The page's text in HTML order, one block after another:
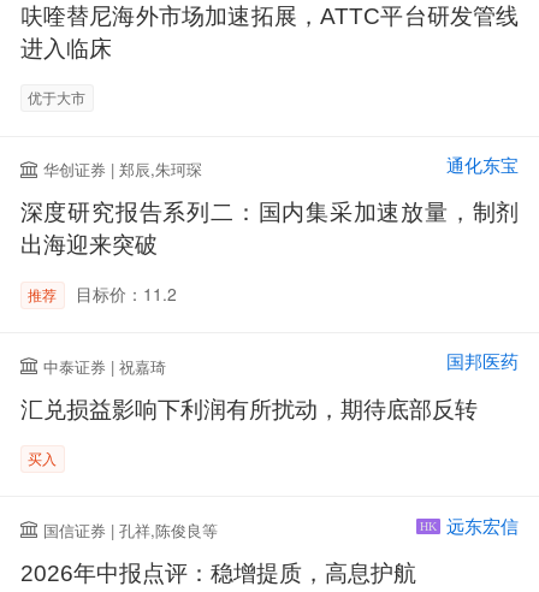
呋喹替尼海外市场加速拓展，ATTC平台研发管线
进入临床
优于大市
华创证券 | 郑辰,朱珂琛 通化东宝
深度研究报告系列二：国内集采加速放量，制剂
出海迎来突破
推荐 目标价：11.2
中泰证券 | 祝嘉琦 国邦医药
汇兑损益影响下利润有所扰动，期待底部反转
买入
国信证券 | 孔祥,陈俊良等 HK 远东宏信
2026年中报点评：稳增提质，高息护航